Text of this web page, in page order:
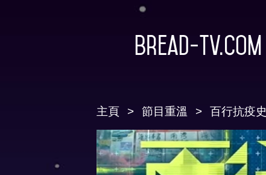
Bread-TV.com
主頁 節目重溫 百行抗疫史